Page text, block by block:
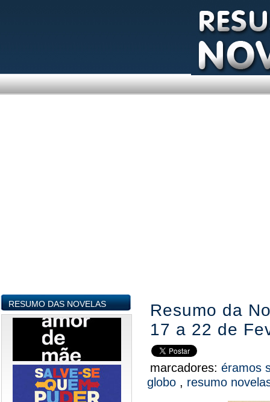
RESUMO DAS NOVELAS
Resumo da
17 a 22 de
marcadores: éramos
globo , resumo